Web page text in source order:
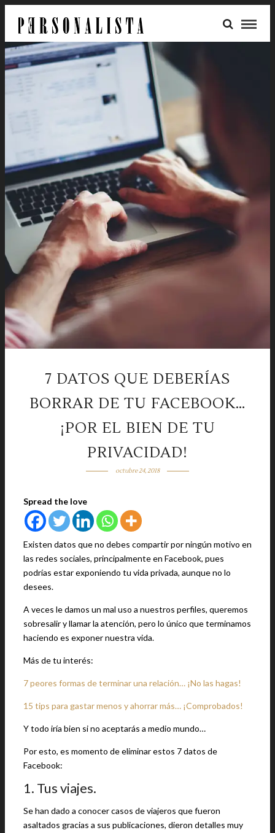
7 DATOS QUE DEBERÍAS
BORRAR DE TU FACEBOOK…
¡POR EL BIEN DE TU
PRIVACIDAD!
octubre 24, 2018
Spread the love
Existen datos que no debes compartir por ningún motivo en
las redes sociales, principalmente en Facebook, pues
podrías estar exponiendo tu vida privada, aunque no lo
desees.
A veces le damos un mal uso a nuestros perfiles, queremos
sobresalir y llamar la atención, pero lo único que terminamos
haciendo es exponer nuestra vida.
Más de tu interés:
7 peores formas de terminar una relación… ¡No las hagas!
15 tips para gastar menos y ahorrar más… ¡Comprobados!
Y todo iría bien si no aceptarás a medio mundo…
Por esto, es momento de eliminar estos 7 datos de
Facebook:
1. Tus viajes.
Se han dado a conocer casos de viajeros que fueron
asaltados gracias a sus publicaciones, dieron detalles muy